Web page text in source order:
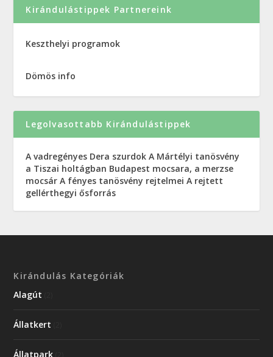
Kirándulástippek Partnereink
Keszthelyi programok
Dömös info
Legolvasottabb Kirándulástippek
A vadregényes Dera szurdok A Mártélyi tanösvény
a Tiszai holtágban Budapest mocsara, a merzse
mocsár A fényes tanösvény rejtelmei A rejtett
gellérthegyi ősforrás
Kirándulás Kategóriák
Alagút
Állatkert
Állatpark